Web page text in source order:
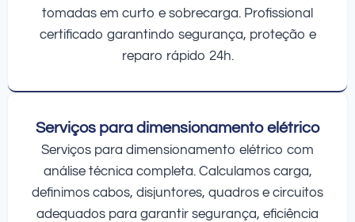
tomadas em curto e sobrecarga. Profissional
certificado garantindo segurança, proteção e
reparo rápido 24h.
Serviços para dimensionamento elétrico
Serviços para dimensionamento elétrico com
análise técnica completa. Calculamos carga,
definimos cabos, disjuntores, quadros e circuitos
adequados para garantir segurança, eficiência